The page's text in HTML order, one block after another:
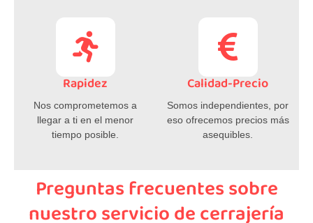
Rapidez
Nos comprometemos a
llegar a ti en el menor
tiempo posible.
Calidad-Precio
Somos independientes, por
eso ofrecemos precios más
asequibles.
Preguntas frecuentes sobre
nuestro servicio de cerrajería